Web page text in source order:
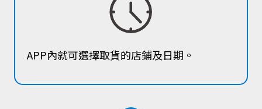
APP內就可選擇取貨的店鋪及日期。